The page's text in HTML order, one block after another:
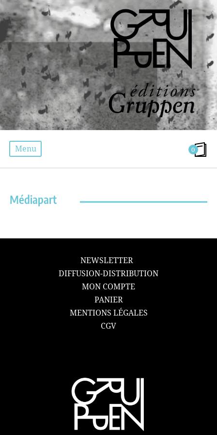
Menu 0
Médiapart
NEWSLETTER
DIFFUSION-DISTRIBUTION
MON COMPTE
PANIER
MENTIONS LÉGALES
CGV